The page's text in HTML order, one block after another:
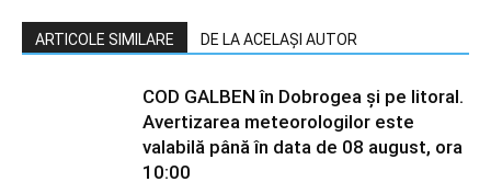
ARTICOLE SIMILARE DE LA ACELAȘI AUTOR
COD GALBEN în Dobrogea și pe litoral.
Avertizarea meteorologilor este
valabilă până în data de 08 august, ora
10:00